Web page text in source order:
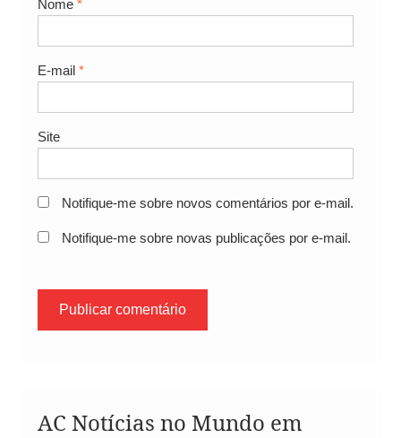
Nome *
E-mail *
Site
Notifique-me sobre novos comentários por e-mail.
Notifique-me sobre novas publicações por e-mail.
AC Notícias no Mundo em